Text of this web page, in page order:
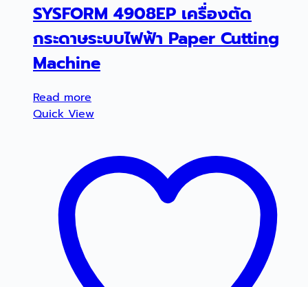
SYSFORM 4908EP เครื่องตัด
กระดาษระบบไฟฟ้า Paper Cutting
Machine
Read more
Quick View